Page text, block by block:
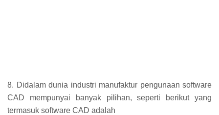
8. Didalam dunia industri manufaktur pengunaan software
CAD mempunyai banyak pilihan, seperti berikut yang
termasuk software CAD adalah